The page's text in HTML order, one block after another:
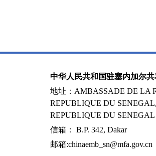
中华人民共和国驻塞内加尔
地址：AMBASSADE DE LA
REPUBLIQUE DU
REPUBLIQUE DU SENEGAL
信箱： B.P. 342, Dakar
邮箱:chinaemb_sn@mfa.gov.cn